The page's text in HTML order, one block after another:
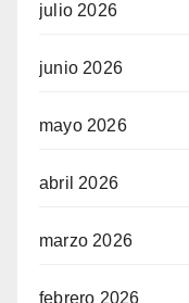
julio 2026
junio 2026
mayo 2026
abril 2026
marzo 2026
febrero 2026